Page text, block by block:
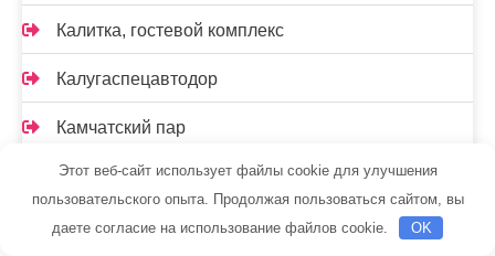
Калитка, гостевой комплекс
Калугаспецавтодор
Камчатский пар
Каретный двор, баня-сауна
Климат контроль
Этот веб-сайт использует файлы cookie для улучшения
пользовательского опыта. Продолжая пользоваться сайтом, вы
даете согласие на использование файлов cookie.
OK